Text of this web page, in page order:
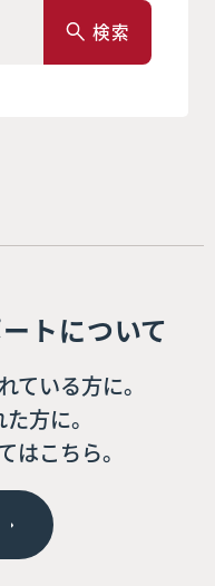
検索
トについて
ている方に。
方に。
はこちら。